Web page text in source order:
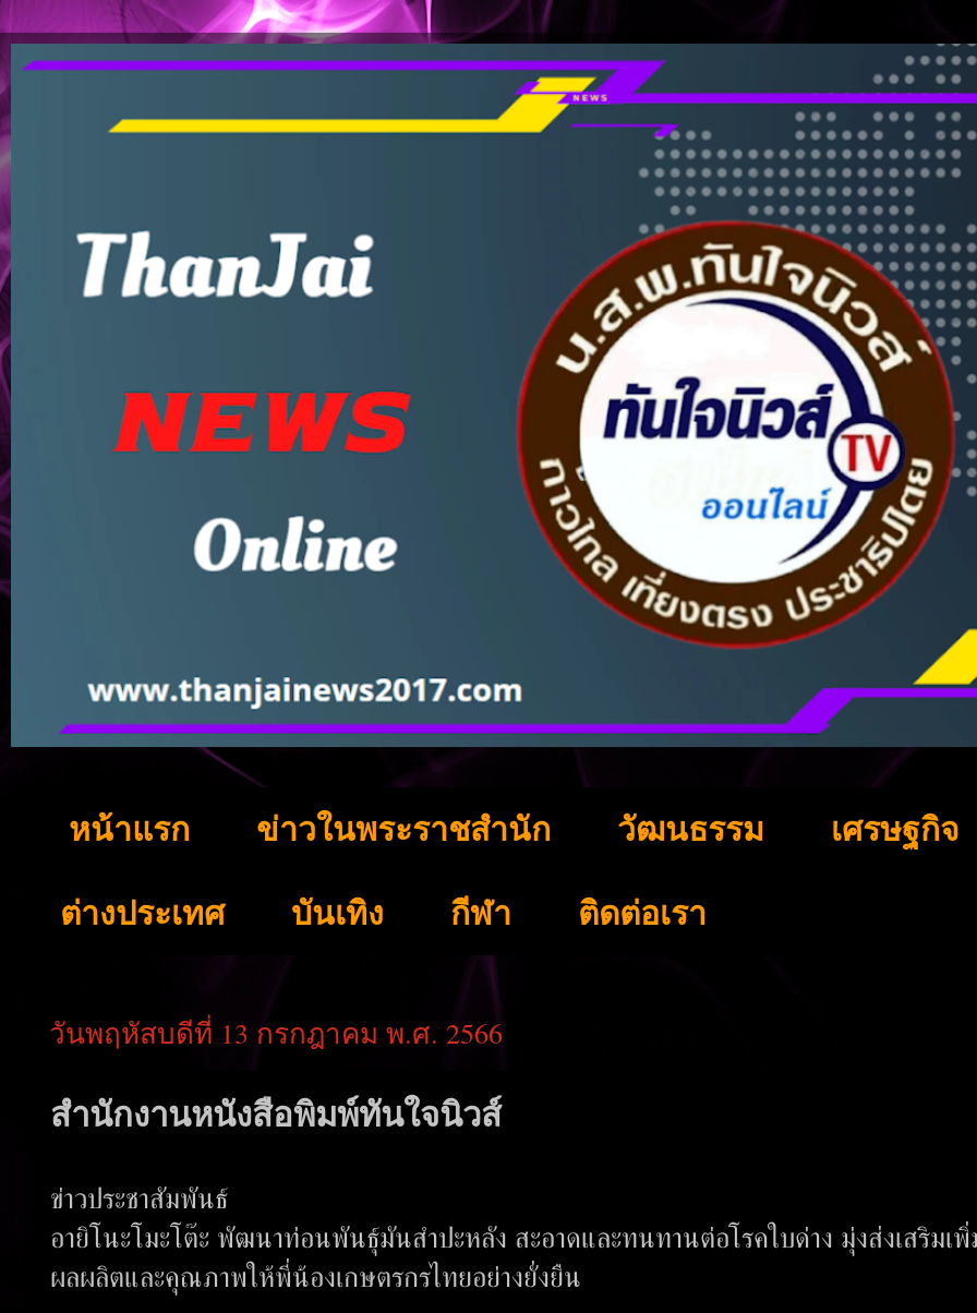
หน้าแรก ข่าวในพระราชสำนัก วัฒนธรรม เศรษฐกิจ
ต่างประเทศ บันเทิง กีฬา ติดต่อเรา
วันพฤหัสบดีที่ 13 กรกฎาคม พ.ศ. 2566
สำนักงานหนังสือพิมพ์ทันใจนิวส์
ข่าวประชาสัมพันธ์
อายิโนะโมะโต๊ะ พัฒนาท่อนพันธุ์มันสำปะหลัง สะอาดและทนทานต่อโรคใบด่าง มุ่งส่งเสริมเ
ผลผลิตและคุณภาพให้พี่น้องเกษตรกรไทยอย่างยั่งยืน